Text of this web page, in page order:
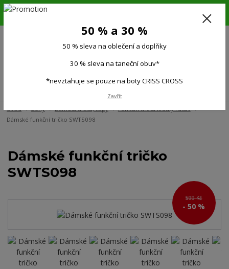
6.-16.8.26. DOVOLENÁ !!! 50 % SLEVA na všechno oblečení a doplňky !!!
(Po-Pá 9:00-15.00)
Úvod Ženy Dámská trička, topy
Funkční trička krátký rukáv
Dámské funkční tričko SWTS098
Dámské funkční tričko
SWTS098
599 Kč
- 50 %
50 % a 30 %
50 % sleva na oblečení a doplňky
30 % sleva na taneční obuv*
*nevztahuje se pouze na boty CRISS CROSS
Zavřít